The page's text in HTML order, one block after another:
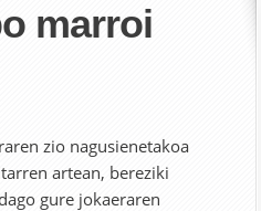
marroi
zio nagusienetakoa
artean, bereziki
gure jokaeraren